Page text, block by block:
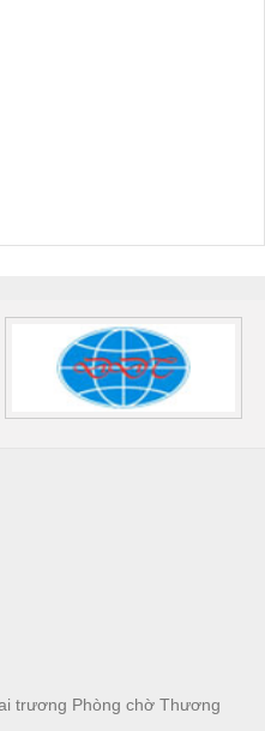
trương Phòng chờ Thương